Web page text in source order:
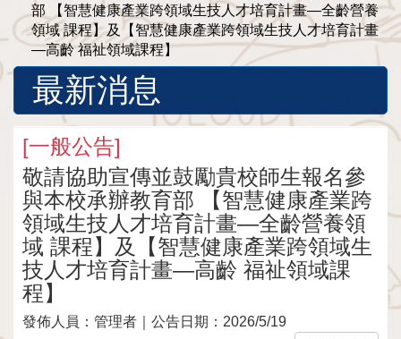
部 【智慧健康產業跨領域生技人才培育計畫—全齡營養
領域 課程】及【智慧健康產業跨領域生技人才培育計畫
—高齡 福祉領域課程】
最新消息
[一般公告]
敬請協助宣傳並鼓勵貴校師生報名參
與本校承辦教育部 【智慧健康產業跨
領域生技人才培育計畫—全齡營養領
域 課程】及【智慧健康產業跨領域生
技人才培育計畫—高齡 福祉領域課
程】
發佈人員： 管理者 ｜公告日期： 2026/5/19